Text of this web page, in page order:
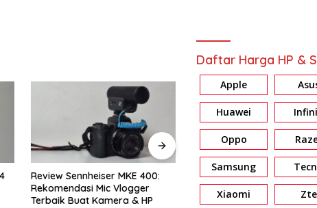
Review Xiaomi Smart Band 10
Pro: Harga Sejutaan, Fiturnya
Bikin Nagih!
Review HONOR X7d:
Memori Jumbo, Harga
Akal
Daftar Harga HP &
Apple
Huawei
Oppo
Samsung
Xiaomi Zte